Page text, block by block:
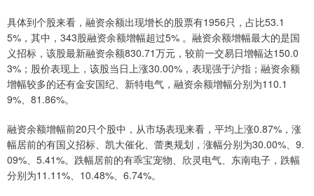
具体到个股来看，融资余额出现增长的股票有1956只，占比53.1
5%，其中，343股融资余额增幅超过5% 。融资余额增幅最大的是国
义招标，该股最新融资余额830.71万元，较前一交易日增幅达150.0
3%；股价表现上，该股当日上涨30.00%，表现强于沪指；融资余额
增幅较多的还有金安国纪、新特电气，融资余额增幅分别为110.1
9%、81.86%。
融资余额增幅前20只个股中，从市场表现来看，平均上涨0.87%，涨
幅居前的有国义招标、凯大催化、蕾奥规划，涨幅分别为30.00%、9.
09%、5.41%。跌幅居前的有乖宝宠物、欣灵电气、东南电子，跌幅
分别为11.11%、10.48%、6.74%。